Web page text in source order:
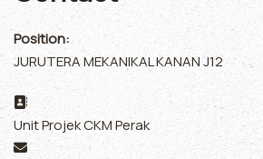
Position:
JURUTERA MEKANIKAL KANAN J12
Address:
Unit Projek CKM Perak
Email: